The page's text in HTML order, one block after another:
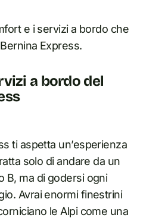
e i servizi a bordo che
Express.
a bordo del
ti aspetta un’esperienza
solo di andare da un
B, ma di godersi ogni
Avrai enormi finestrini
le Alpi come una